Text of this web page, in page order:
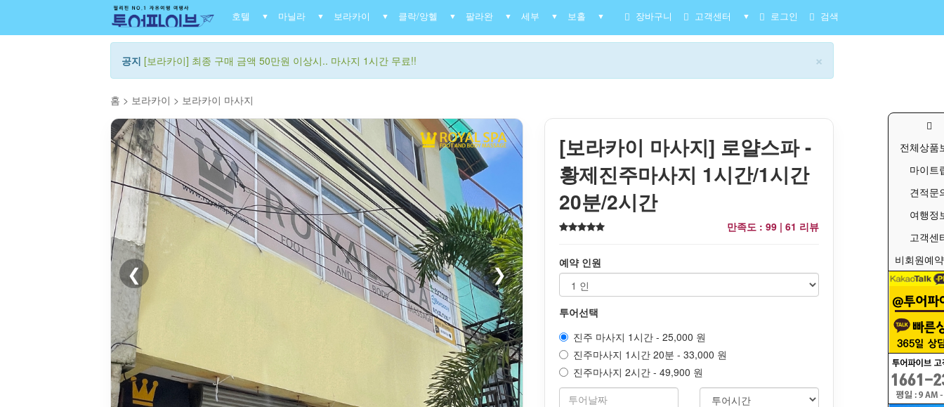
호텔 ▼ 마닐라 ▼ 보라카이 ▼ 클락/앙헬 ▼ 팔라완 ▼ 세부 ▼ 보홀 ▼ 장바구니 고객센터 ▼ 로그인 검색
×
공지 [보라카이] 최종 구매 금액 50만원 이상시.. 마사지 1시간 무료!!
홈 > 보라카이 > 보라카이 마사지
❮ ❯
[보라카이 마사지] 로얄스파 -
황제진주마사지 1시간/1시간
20분/2시간
만족도 : 99 | 61 리뷰
예약 인원
투어선택
진주 마사지 1시간 - 25,000 원
진주마사지 1시간 20분 - 33,000 원
진주마사지 2시간 - 49,900 원
전체상품
마이트
견적문
여행정
고객센
비회원예